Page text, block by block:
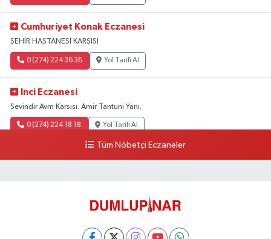
Cumhuriyet Konak Eczanesi
ŞEHİR HASTANESİ KARŞISI
0 (274) 224 36 36 Yol Tarifi Al
Inci Eczanesi
Sevindir Avm Karşısı. Amir Tantuni Yanı.
0 (274) 224 18 18 Yol Tarifi Al
Tüm Nöbetçi Eczaneler